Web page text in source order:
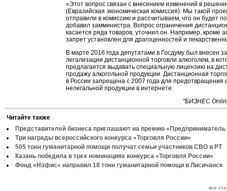
«Этот вопрос связан с внесением изменений в
(Евразийская экономическая комиссия). Мы такой
отправили в комиссию и рассчитываем, что он будет
добавил замминистра. Вопрос ограничения
касается ряда товаров, уточнил он. Например, кроме
запрет установлен для драгоценностей и
В марте 2016 года депутатами в Госдуму был внесен
легализации дистанционной торговли алкоголем, в
предлагается выдавать специальную лицензию на
продажу алкогольной продукции. Дистанционная
в России запрещена с 2007 года для предотвращения
нелегальной продукции в интернете.
"БИЗНЕC
Читайте также
Представителей бизнеса приглашают на премию «Предприниматель
Три награды всероссийского конкурса «Торговля России»
505 тонн гуманитарной помощи получат семьи участников СВО в РТ
Казань победила в трех номинациях конкурса «Торговля России»
Фонд «Нэфис» направил 18 тонн гуманитарной помощи в Лисичанск
все